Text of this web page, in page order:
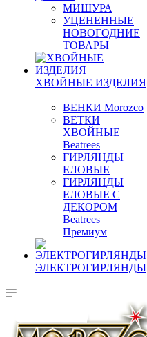
МИШУРА
УЦЕНЕННЫЕ
НОВОГОДНИЕ
ТОВАРЫ
ХВОЙНЫЕ ИЗДЕЛИЯ
ВЕНКИ Morozco
ВЕТКИ
ХВОЙНЫЕ
Beatrees
ГИРЛЯНДЫ
ЕЛОВЫЕ
ГИРЛЯНДЫ
ЕЛОВЫЕ С
ДЕКОРОМ
Beatrees
Премиум
ЭЛЕКТРОГИРЛЯНДЫ